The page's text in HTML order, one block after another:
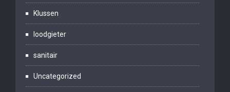
Klussen
loodgieter
sanitair
Uncategorized